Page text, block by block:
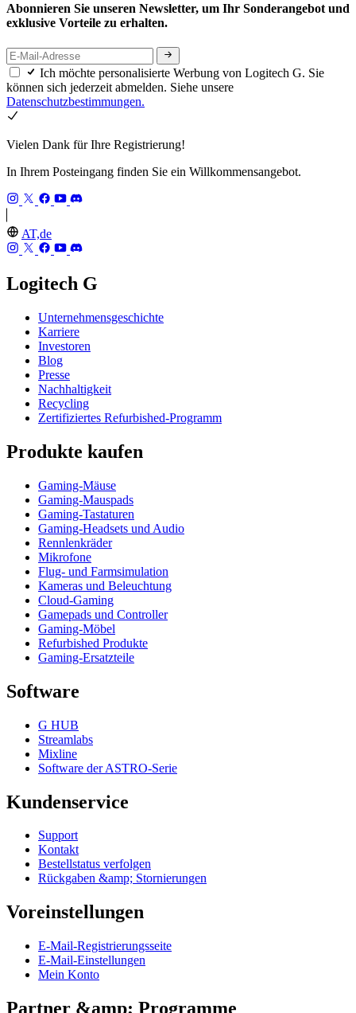
Abonnieren Sie unseren Newsletter, um Ihr Sonderangebot und
exklusive Vorteile zu erhalten.
Ich möchte personalisierte Werbung von Logitech G. Sie
können sich jederzeit abmelden. Siehe unsere
Datenschutzbestimmungen.
Vielen Dank für Ihre Registrierung!
In Ihrem Posteingang finden Sie ein Willkommensangebot.
AT,de
Logitech G
Unternehmensgeschichte
Karriere
Investoren
Blog
Presse
Nachhaltigkeit
Recycling
Zertifiziertes Refurbished-Programm
Produkte kaufen
Gaming-Mäuse
Gaming-Mauspads
Gaming-Tastaturen
Gaming-Headsets und Audio
Rennlenkräder
Mikrofone
Flug- und Farmsimulation
Kameras und Beleuchtung
Cloud-Gaming
Gamepads und Controller
Gaming-Möbel
Refurbished Produkte
Gaming-Ersatzteile
Software
G HUB
Streamlabs
Mixline
Software der ASTRO-Serie
Kundenservice
Support
Kontakt
Bestellstatus verfolgen
Rückgaben &amp; Stornierungen
Voreinstellungen
E-Mail-Registrierungsseite
E-Mail-Einstellungen
Mein Konto
Partner &amp; Programme